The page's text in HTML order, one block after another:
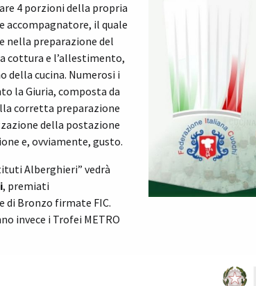
4 porzioni della propria
accompagnatore, il quale
nella preparazione del
cottura e l’allestimento,
della cucina. Numerosi i
la Giuria, composta da
corretta preparazione
della postazione
e, ovviamente, gusto.
Alberghieri” vedrà
, premiati
di Bronzo firmate FIC.
invece i Trofei METRO